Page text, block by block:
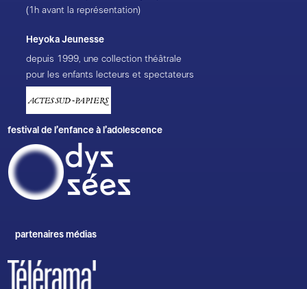
(1h avant la représentation)
Heyoka Jeunesse
depuis 1999, une collection théâtrale
pour les enfants lecteurs et spectateurs
festival de l’enfance à l’adolescence
partenaires médias